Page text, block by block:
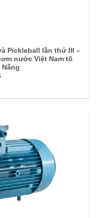
Pickleball lần thứ III –
nước Việt Nam tổ